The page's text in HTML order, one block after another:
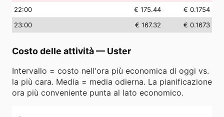
22:00 € 175.44
€ 0.1754
23:00 € 167.32 € 0.1673
Costo delle attività— Uster
Intervallo = costo nell'ora più economica di oggi vs.
la più cara. Media = media odierna. La pianificazione
ora più conveniente punta al lato economico.